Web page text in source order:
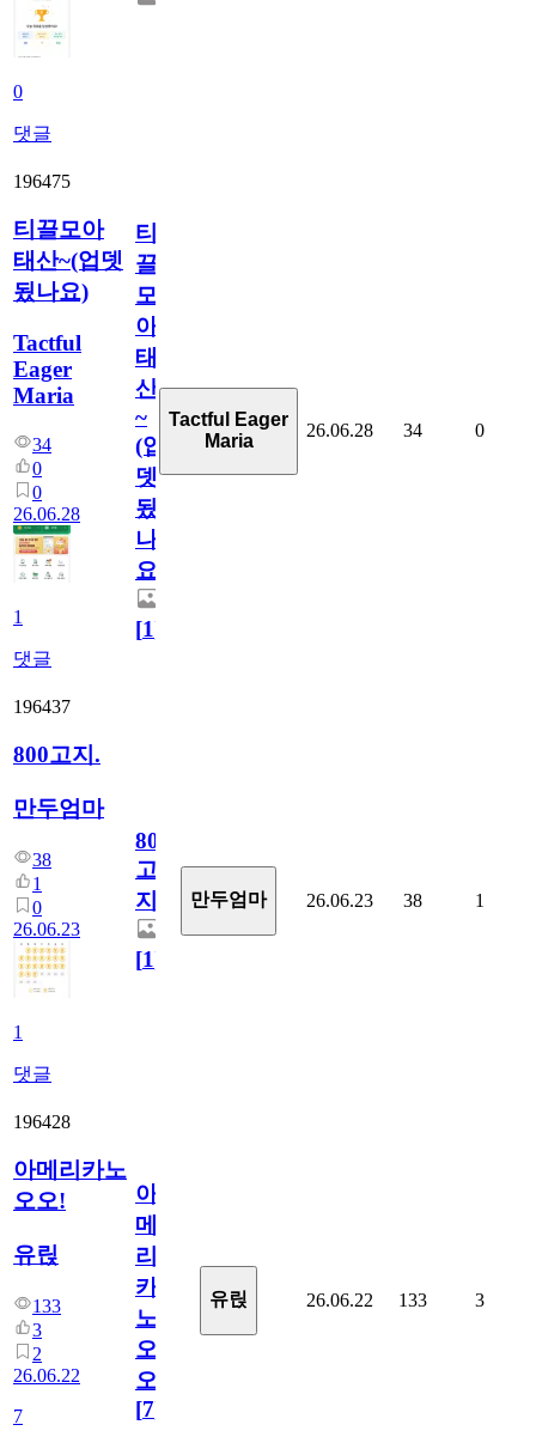
0
댓글
196475
티끌모아
태산~(업뎃
됬나요)
Tactful
Eager
Maria
34
0
0
26.06.28
1
댓글
티
끌
모
아
태
산
~
(업
뎃
됬
나
요)
[1]
Tactful Eager
Maria
26.06.28 34 0
196437
800고지.
만두엄마
38
1
0
26.06.23
1
댓글
800
고
지.
[1]
만두엄마 26.06.23 38 1
196428
아메리카노
오오!
유릱
133
3
2
26.06.22
7
아
메
리
카
노
오
오!
[7]
유릱 26.06.22 133 3